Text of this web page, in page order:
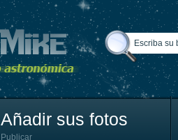
Añadir sus fotos
Publicar